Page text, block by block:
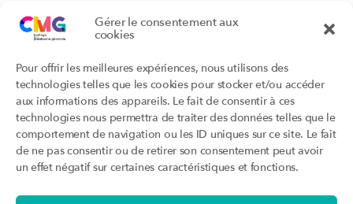
Gérer le consentement aux
cookies
Pour offrir les meilleures expériences, nous utilisons des
technologies telles que les cookies pour stocker et/ou accéder
aux informations des appareils. Le fait de consentir à ces
technologies nous permettra de traiter des données telles que le
comportement de navigation ou les ID uniques sur ce site. Le fait
de ne pas consentir ou de retirer son consentement peut avoir
un effet négatif sur certaines caractéristiques et fonctions.
Orientations prioritaires
Productions
Productions du Collège
Productions des structures
adhérentes
Labellisation
Addictions et médecine générale
Et si c’était une maladie rare ?
Portails
Annuaire DU/DIU
Archimede.fr
Ebmfrance.net
Toutes les recos
Certificats-absurdes.fr
la contraception dite masculine